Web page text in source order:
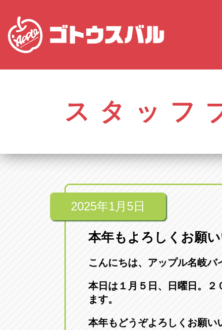
アップル
0561-84-
アップル
0586-28-
アップル
0568-85-
アップル
愛知県春日井市柏井町4-43-1
アップル春日井中央店
愛知県瀬戸市美濃池町29-1
アップル一宮22号店
愛知県一宮市朝日3-4-12
アップル春日井店
愛知県春日井市八田町2-1-16
アップル名岐バイパス春日店
スタッフ
2025年1月5日
本年もよろしくお願
こんにちは、アップル名岐
本日は１月５日、日曜日。２
ます。
本年もどうぞよろしくお願い